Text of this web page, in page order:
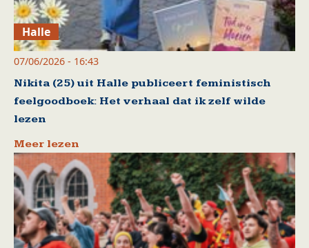
Halle
07/06/2026 - 16:43
Nikita (25) uit Halle publiceert feministisch
feelgoodboek: Het verhaal dat ik zelf wilde
lezen
Meer lezen